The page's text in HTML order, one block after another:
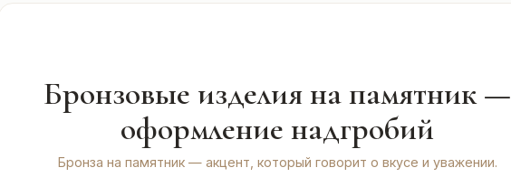
Бронзовые изделия на памятник —
оформление надгробий
Бронза на памятник — акцент, который говорит о вкусе и уважении.